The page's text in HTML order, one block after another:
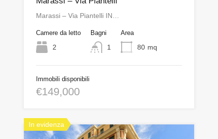
Marassi – Via Piantelli IN…
Camere da letto
2
Bagni
1
Area
80 mq
Immobili disponibili
€149,000
In evidenza